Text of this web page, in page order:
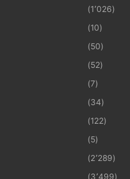
(1٬026)
(10)
(50)
(52)
(7)
(34)
(122)
(5)
(2٬289)
(3٬499)